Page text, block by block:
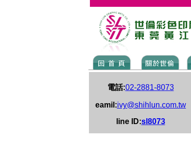
電話:02-2881-8073
eamil:ivy@shihlun.com.tw
line ID:sl8073